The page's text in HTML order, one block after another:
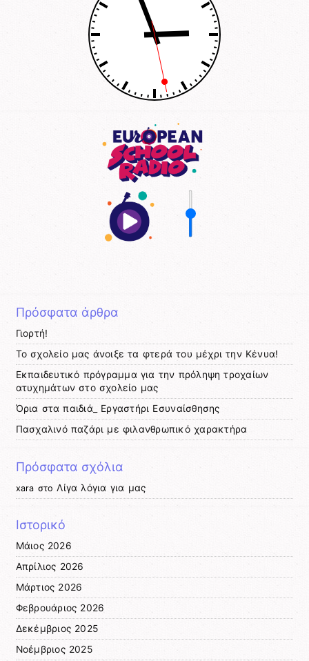
Πρόσφατα άρθρα
Γιορτή!
Το σχολείο μας άνοιξε τα φτερά του μέχρι την Κένυα!
Εκπαιδευτικό πρόγραμμα για την πρόληψη τροχαίων
ατυχημάτων στο σχολείο μας
Όρια στα παιδιά_ Εργαστήρι Εσυναίσθησης
Πασχαλινό παζάρι με φιλανθρωπικό χαρακτήρα
Πρόσφατα σχόλια
xara στοΛίγα λόγια για μας
Ιστορικό
Μάιος 2026
Απρίλιος 2026
Μάρτιος 2026
Φεβρουάριος 2026
Δεκέμβριος 2025
Νοέμβριος 2025